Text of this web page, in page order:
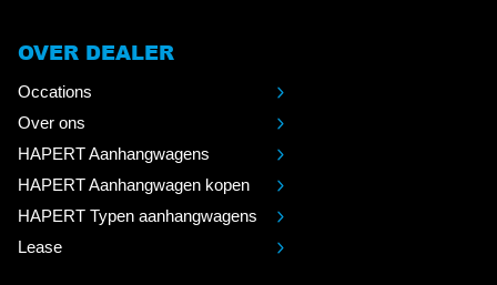
OVER DEALER
Occations
Over ons
HAPERT Aanhangwagens
HAPERT Aanhangwagen kopen
HAPERT Typen aanhangwagens
Lease